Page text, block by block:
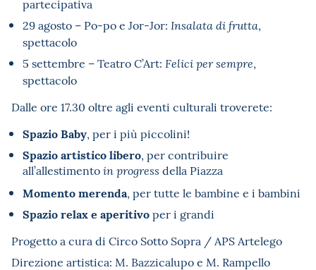
partecipativa
29 agosto – Po-po e Jor-Jor: Insalata di frutta,
spettacolo
5 settembre – Teatro C’Art: Felici per sempre,
spettacolo
Dalle ore 17.30 oltre agli eventi culturali troverete:
Spazio Baby, per i più piccolini!
Spazio artistico libero, per contribuire
all’allestimentoin progress della Piazza
Momento merenda, per tutte le bambine e i bambini
Spazio relax e aperitivoper i grandi
Progetto a cura di Circo Sotto Sopra / APS Artelego
Direzione artistica: M. Bazzicalupo e M. Rampello